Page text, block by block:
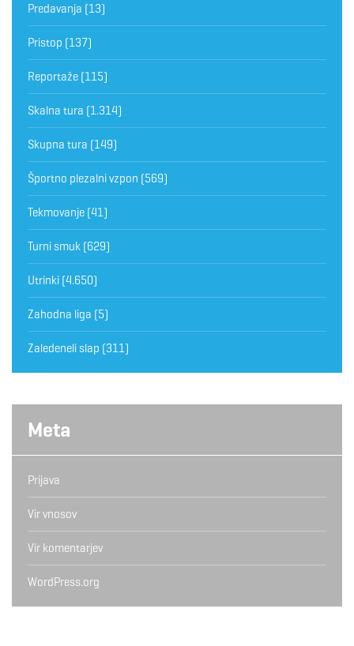
Predavanja (13)
Pristop (137)
Reportaže (115)
Skalna tura (1.314)
Skupna tura (149)
Športno plezalni vzpon (569)
Tekmovanje (41)
Turni smuk (629)
Utrinki (4.650)
Zahodna liga (5)
Zaledeneli slap (311)
Meta
Prijava
Vir vnosov
Vir komentarjev
WordPress.org